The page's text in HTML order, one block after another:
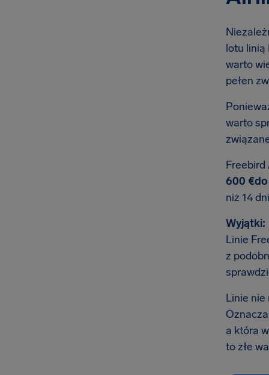
lotu linią
warto
pełen
warto
600 €do
niż 14
Wyjątki:
Linie
z
Linie nie
a która
to złe